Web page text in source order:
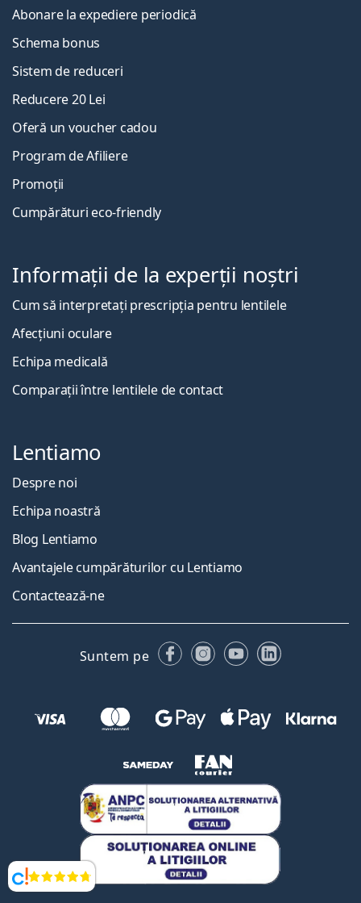
Opinii
Abonare la expediere periodică
Schema bonus
Sistem de reduceri
Reducere 20 Lei
Oferă un voucher cadou
Program de Afiliere
Promoții
Cumpărături eco-friendly
Informații de la experții noștri
Cum să interpretați prescripția pentru lentilele
Afecțiuni oculare
Echipa medicală
Comparații între lentilele de contact
Lentiamo
Despre noi
Echipa noastră
Blog Lentiamo
Avantajele cumpărăturilor cu Lentiamo
Contactează-ne
Suntem pe FacebookInstagram
YouTubeLinkedIn